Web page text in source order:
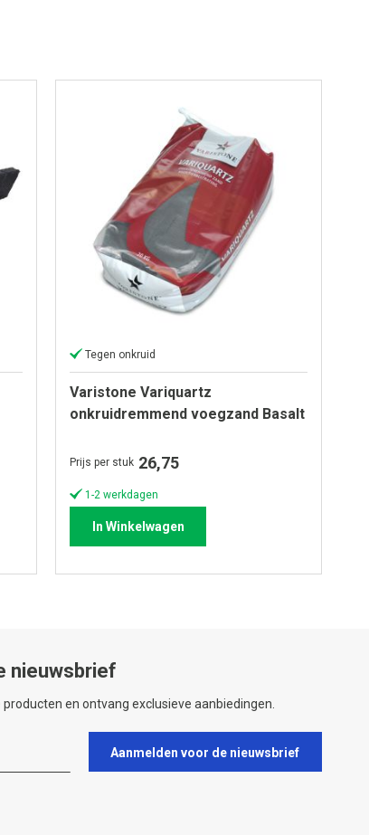
Tegen onkruid
Varistone Variquartz
onkruidremmend voegzand Basalt
Prijs per stuk 26,75
1-2 werkdagen
In Winkelwagen
nieuwsbrief
en ontvang exclusieve aanbiedingen.
Aanmelden voor de nieuwsbrief